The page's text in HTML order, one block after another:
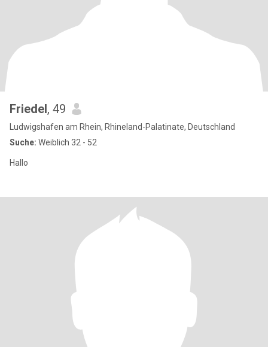
Friedel, 49
Ludwigshafen am Rhein, Rhineland-Palatinate, Deutschland
Suche: Weiblich 32 - 52
Hallo